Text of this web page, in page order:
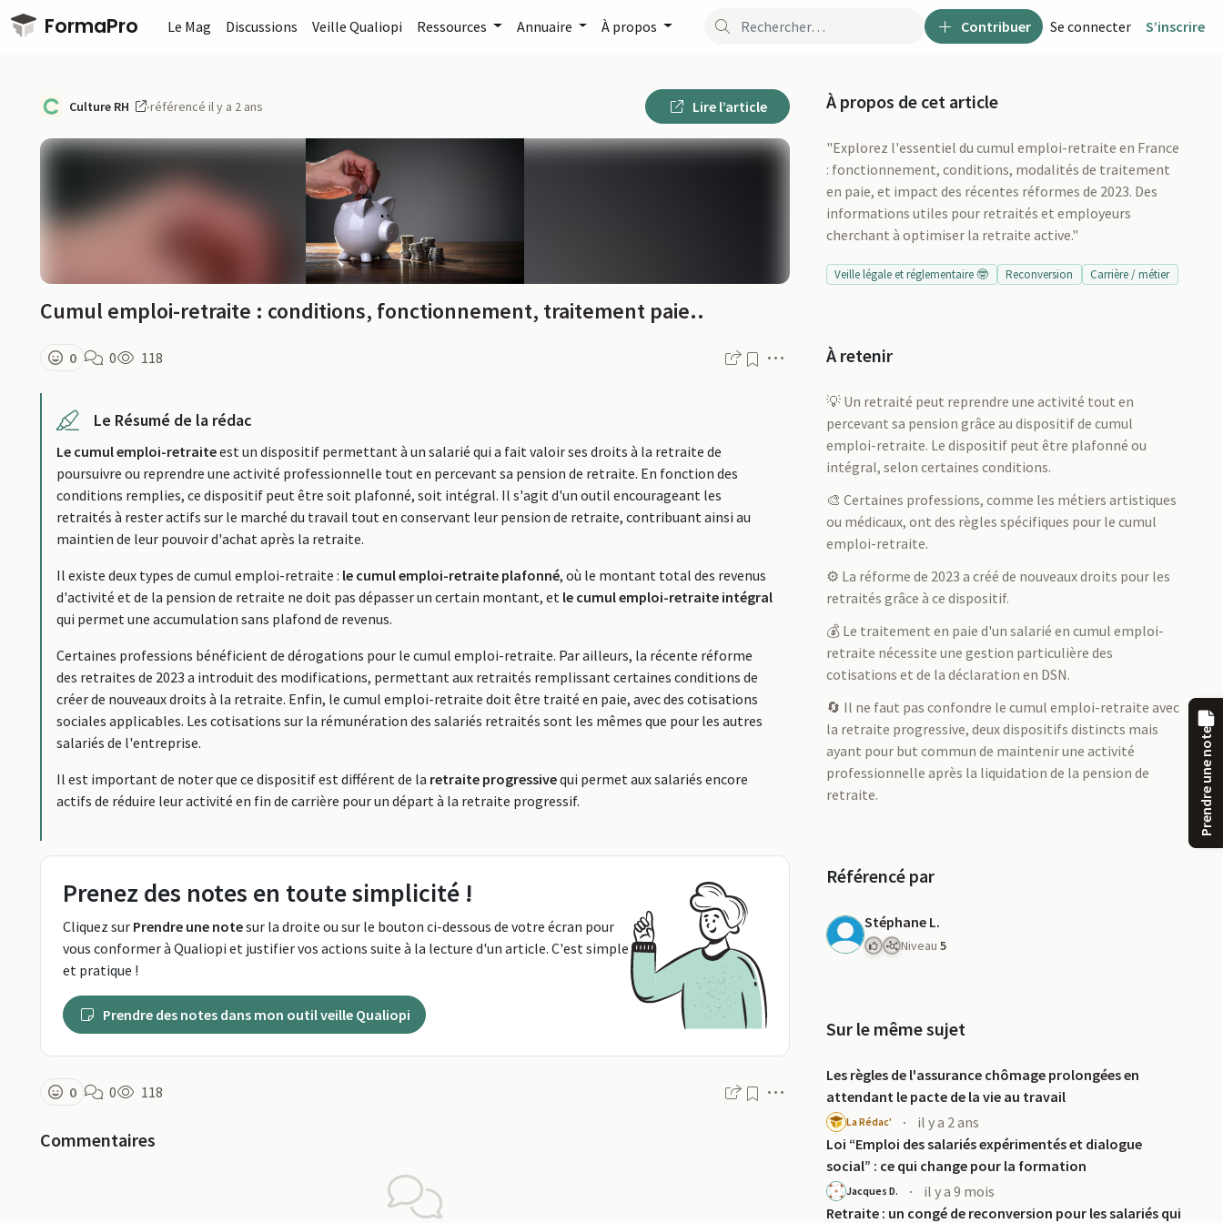
Passer au contenu principal
FormaPro Contribuer Se connecter S’inscrire
Le Mag Discussions Veille Qualiopi Ressources Annuaire À propos
Culture RH ·référencé il y a 2 ans Lire l’article
Cumul emploi-retraite : conditions, fonctionnement, traitement paie..
0 0 118
Le Résumé de la rédac
Le cumul emploi-retraiteest un dispositif permettant à un salarié qui a fait valoir ses droits à la retraite de
poursuivre ou reprendre une activité professionnelle tout en percevant sa pension de retraite. En fonction des
conditions remplies, ce dispositif peut être soit plafonné, soit intégral. Il s'agit d'un outil encourageant les
retraités à rester actifs sur le marché du travail tout en conservant leur pension de retraite, contribuant ainsi au
maintien de leur pouvoir d'achat après la retraite.
Il existe deux types de cumul emploi-retraite : le cumul emploi-retraite plafonné, où le montant total des revenus
d'activité et de la pension de retraite ne doit pas dépasser un certain montant, et le cumul emploi-retraite intégral
qui permet une accumulation sans plafond de revenus.
Certaines professions bénéficient de dérogations pour le cumul emploi-retraite. Par ailleurs, la récente réforme
des retraites de 2023 a introduit des modifications, permettant aux retraités remplissant certaines conditions de
créer de nouveaux droits à la retraite. Enfin, le cumul emploi-retraite doit être traité en paie, avec des cotisations
sociales applicables. Les cotisations sur la rémunération des salariés retraités sont les mêmes que pour les autres
salariés de l'entreprise.
Il est important de noter que ce dispositif est différent de la retraite progressivequi permet aux salariés encore
actifs de réduire leur activité en fin de carrière pour un départ à la retraite progressif.
Prenez des notes en toute simplicité !
Cliquez sur Prendre une notesur la droite ou sur le bouton ci-dessous de votre écran pour
vous conformer à Qualiopi et justifier vos actions suite à la lecture d'un article. C'est simple
et pratique !
Prendre des notes dans mon outil veille Qualiopi
0 0 118
Commentaires
À propos de cet article
"Explorez l'essentiel du cumul emploi-retraite en France
: fonctionnement, conditions, modalités de traitement
en paie, et impact des récentes réformes de 2023. Des
informations utiles pour retraités et employeurs
cherchant à optimiser la retraite active."
Veille légale et réglementaire 🤓 Reconversion Carrière / métier
À retenir
💡 Un retraité peut reprendre une activité tout en
percevant sa pension grâce au dispositif de cumul
emploi-retraite. Le dispositif peut être plafonné ou
intégral, selon certaines conditions.
🎨 Certaines professions, comme les métiers artistiques
ou médicaux, ont des règles spécifiques pour le cumul
emploi-retraite.
⚙️ La réforme de 2023 a créé de nouveaux droits pour les
retraités grâce à ce dispositif.
💰 Le traitement en paie d'un salarié en cumul emploi-
retraite nécessite une gestion particulière des
cotisations et de la déclaration en DSN.
🔄 Il ne faut pas confondre le cumul emploi-retraite avec
la retraite progressive, deux dispositifs distincts mais
ayant pour but commun de maintenir une activité
professionnelle après la liquidation de la pension de
retraite.
Référencé par
Stéphane L.
Niveau 5
Sur le même sujet
Les règles de l'assurance chômage prolongées en
attendant le pacte de la vie au travail
La Rédac' ·
il y a 2 ans
Loi “Emploi des salariés expérimentés et dialogue
social” : ce qui change pour la formation
Jacques D. ·
il y a 9 mois
Retraite : un congé de reconversion pour les salariés qui
Prendre une note